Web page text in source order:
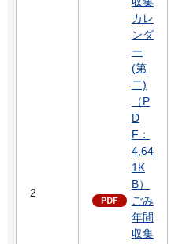
2
カレ
ンダ
ー
(第
二)
（P
D
F：
4,64
1K
B）
ごみ
年間
収集